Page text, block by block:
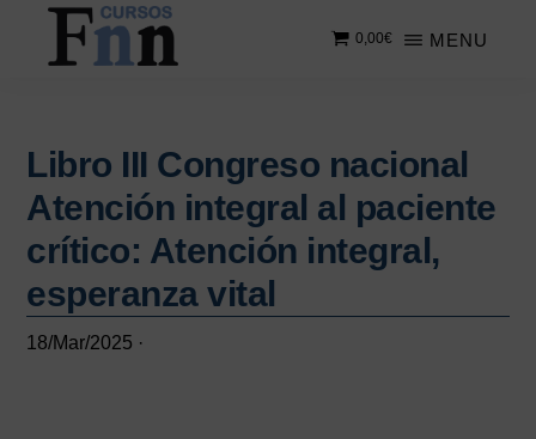
Saltar
contenido
Saltar
principal
online
MENU
0,00€
Libro III Congreso nacional
Atención integral al paciente
crítico: Atención integral,
esperanza vital
18/Mar/2025 ·